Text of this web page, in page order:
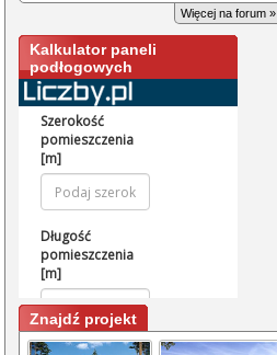
Więcej na forum »
Kalkulator paneli
podłogowych
Znajdź projekt